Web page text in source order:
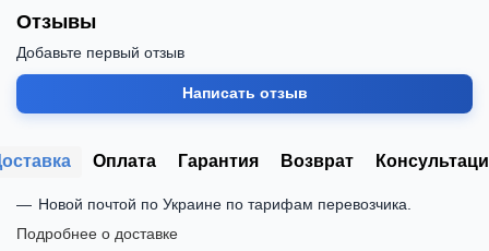
Отзывы
Добавьте первый отзыв
Написать отзыв
Оплата Гарантия Возврат
Новой почтой по Украине по тарифам перевозчика.
Подробнее о доставке